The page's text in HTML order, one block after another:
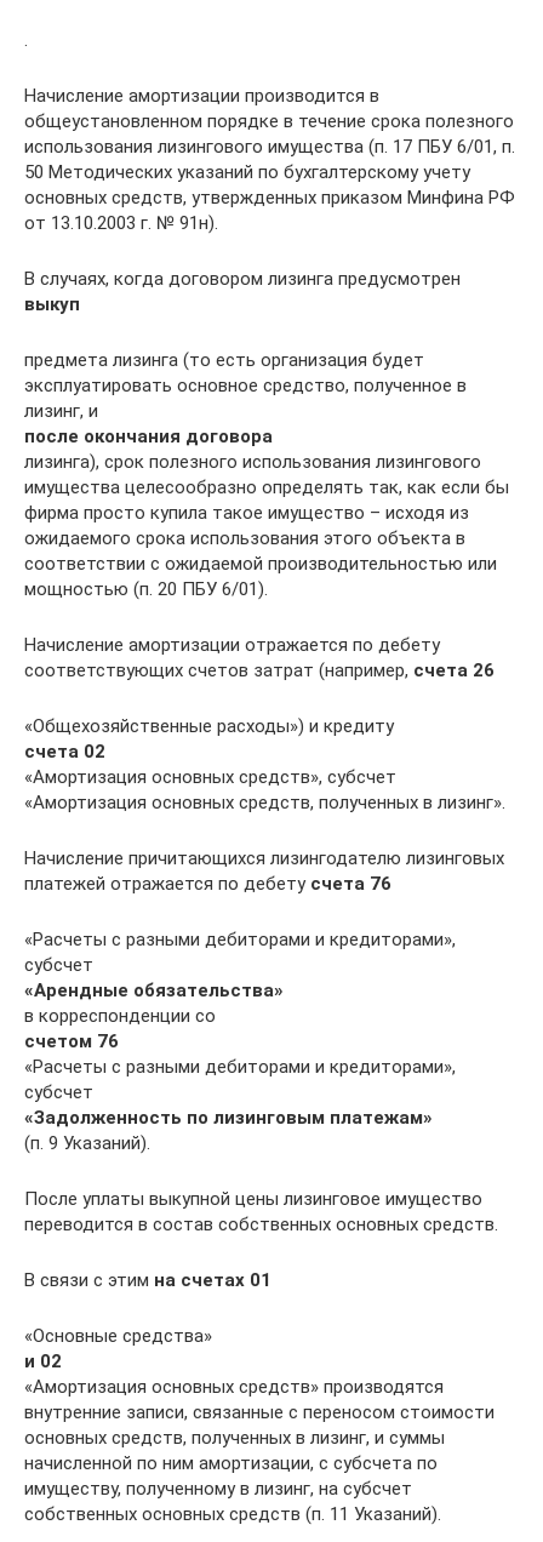
Начисление амортизации производится в
общеустановленном порядке в течение срока полезного
использования лизингового имущества (п. 17 ПБУ 6/01, п.
50 Методических указаний по бухгалтерскому учету
основных средств, утвержденных приказом Минфина РФ
от 13.10.2003 г. № 91н).
В случаях, когда договором лизинга предусмотрен
выкуп
предмета лизинга (то есть организация будет
эксплуатировать основное средство, полученное в
лизинг, и
после окончания договора
лизинга), срок полезного использования лизингового
имущества целесообразно определять так, как если бы
фирма просто купила такое имущество – исходя из
ожидаемого срока использования этого объекта в
соответствии с ожидаемой производительностью или
мощностью (п. 20 ПБУ 6/01).
Начисление амортизации отражается по дебету
соответствующих счетов затрат (например, счета 26
«Общехозяйственные расходы») и кредиту
счета 02
«Амортизация основных средств», субсчет
«Амортизация основных средств, полученных в лизинг».
Начисление причитающихся лизингодателю лизинговых
платежей отражается по дебету счета 76
«Расчеты с разными дебиторами и кредиторами»,
субсчет
«Арендные обязательства»
в корреспонденции со
счетом 76
«Расчеты с разными дебиторами и кредиторами»,
субсчет
«Задолженность по лизинговым платежам»
(п. 9 Указаний).
После уплаты выкупной цены лизинговое имущество
переводится в состав собственных основных средств.
В связи с этим на счетах 01
«Основные средства»
и 02
«Амортизация основных средств» производятся
внутренние записи, связанные с переносом стоимости
основных средств, полученных в лизинг, и суммы
начисленной по ним амортизации, с субсчета по
имуществу, полученному в лизинг, на субсчет
собственных основных средств (п. 11 Указаний).